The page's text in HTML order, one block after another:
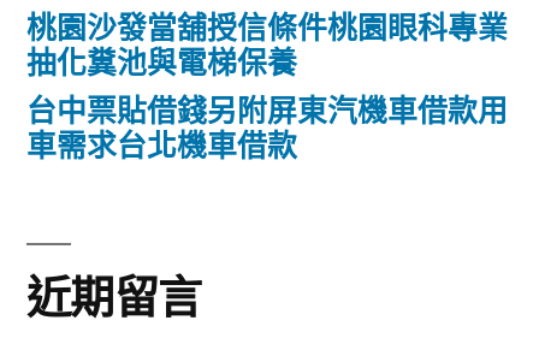
桃園沙發當舖授信條件桃園眼科專業
抽化糞池與電梯保養
台中票貼借錢另附屏東汽機車借款用
車需求台北機車借款
近期留言